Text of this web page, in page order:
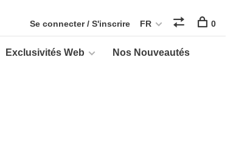
Exclusivités Web
Nos Nouveautés
Se connecter / S'inscrire FR 0